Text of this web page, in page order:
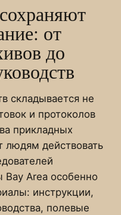
от
до
складывается не
и протоколов
прикладных
людям действовать
Bay Area особенно
инструкции,
полевые